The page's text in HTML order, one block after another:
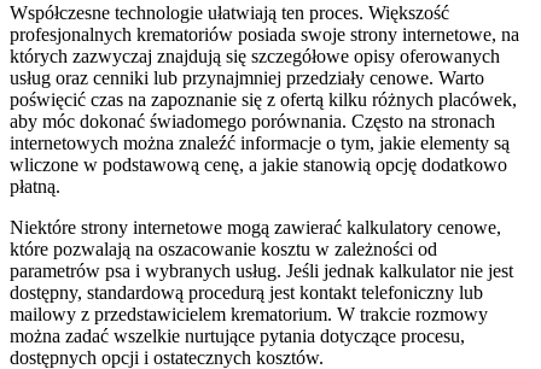
Współczesne technologie ułatwiają ten proces. Większość
profesjonalnych krematoriów posiada swoje strony internetowe, na
których zazwyczaj znajdują się szczegółowe opisy oferowanych
usług oraz cenniki lub przynajmniej przedziały cenowe. Warto
poświęcić czas na zapoznanie się z ofertą kilku różnych placówek,
aby móc dokonać świadomego porównania. Często na stronach
internetowych można znaleźć informacje o tym, jakie elementy są
wliczone w podstawową cenę, a jakie stanowią opcję dodatkowo
płatną.
Niektóre strony internetowe mogą zawierać kalkulatory cenowe,
które pozwalają na oszacowanie kosztu w zależności od
parametrów psa i wybranych usług. Jeśli jednak kalkulator nie jest
dostępny, standardową procedurą jest kontakt telefoniczny lub
mailowy z przedstawicielem krematorium. W trakcie rozmowy
można zadać wszelkie nurtujące pytania dotyczące procesu,
dostępnych opcji i ostatecznych kosztów.